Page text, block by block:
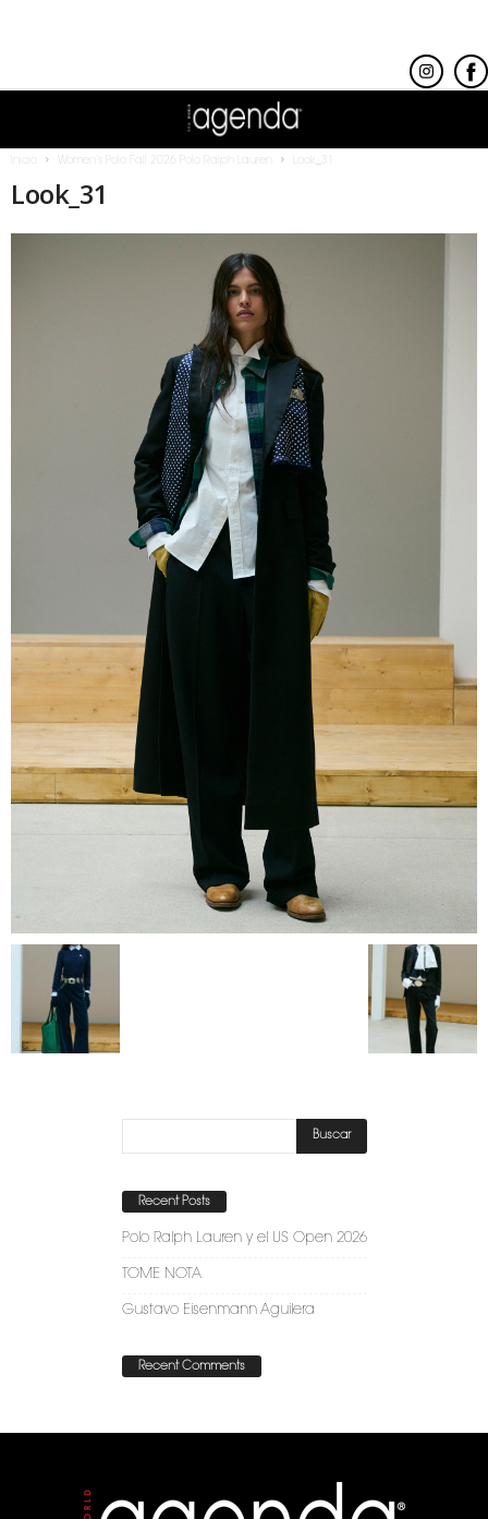
Women’s Polo Fall 2026 Polo Ralph Lauren Look_31
Look_31
Recent Posts
Polo Ralph Lauren y el US Open 2026
TOME NOTA
Gustavo Eisenmann Aguilera
Recent Comments